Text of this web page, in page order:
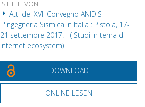
IST TEIL VON
Atti del XVII Convegno ANIDIS
L'ingegneria Sismica in Italia : Pistoia, 17-
21 settembre 2017. - ( Studi in tema di
internet ecosystem)
DOWNLOAD
ONLINE LESEN